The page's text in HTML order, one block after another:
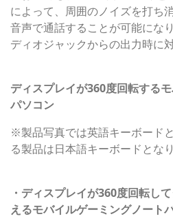
によって、周囲のノイズを打ち
音声で通話することが可能にな
ディオジャックからの出力時に
ディスプレイが360度回転する
パソコン
※製品写真では英語キーボード
る製品は日本語キーボードとなり
・ディスプレイが360度回転し
えるモバイルゲーミングノート